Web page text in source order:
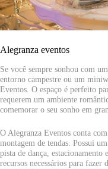
Alegranza eventos
Se você sempre sonhou com
entorno campestre ou um
Eventos. O espaço é perfeito
requerem um ambiente
comemorar o seu sonho em
O Alegranza Eventos conta
montagem de tendas. Possui
pista de dança,
recursos necessários para fazer